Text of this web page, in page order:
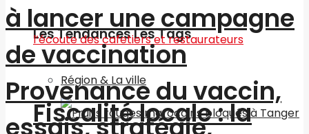
Les Tendances Les Tags
Région & La ville
Fiscalité locale : la
à lancer une campagne
de vaccination
Provenance du vaccin,